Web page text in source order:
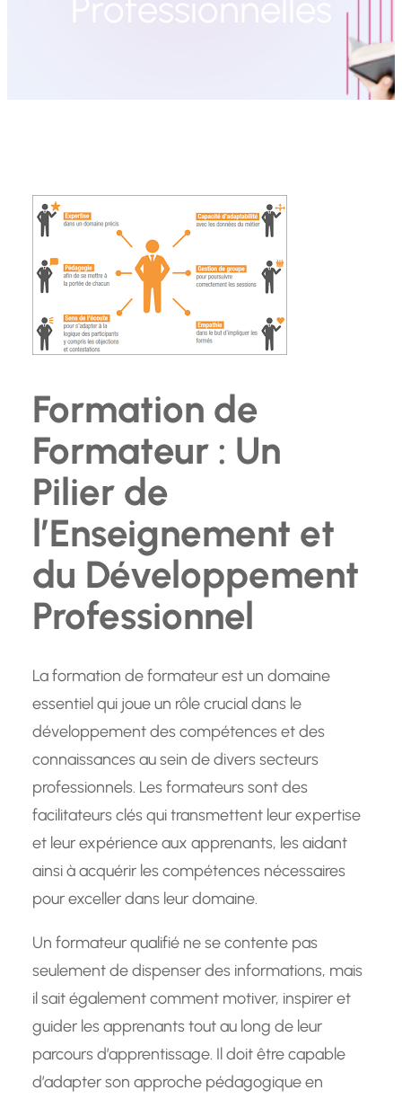
Formation de
Formateur : Un
Pilier de
l’Enseignement et
du Développement
Professionnel
La formation de formateur est un domaine
essentiel qui joue un rôle crucial dans le
développement des compétences et des
connaissances au sein de divers secteurs
professionnels. Les formateurs sont des
facilitateurs clés qui transmettent leur expertise
et leur expérience aux apprenants, les aidant
ainsi à acquérir les compétences nécessaires
pour exceller dans leur domaine.
Un formateur qualifié ne se contente pas
seulement de dispenser des informations, mais
il sait également comment motiver, inspirer et
guider les apprenants tout au long de leur
parcours d’apprentissage. Il doit être capable
d’adapter son approche pédagogique en